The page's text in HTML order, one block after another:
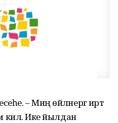
– Миңә өйләнергә иртә
килә. Ике йылдан